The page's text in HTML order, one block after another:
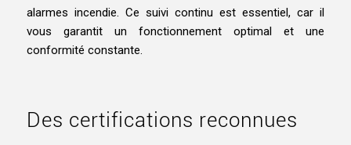
alarmes incendie. Ce suivi continu est essentiel, car il
vous garantit un fonctionnement optimal et une
conformité constante.
Des certifications reconnues